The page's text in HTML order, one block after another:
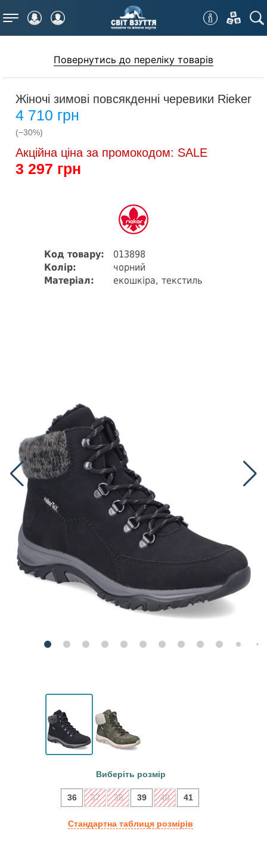
Меню
Повернутись до переліку товарів
Жіночі зимові повсякденні черевики Rieker
4 710 грн
(−30%)
Акційна ціна за промокодом: SALE
3 297 грн
Код товару:
013898
Колір:
чорний
Матеріал:
екошкіра, текстиль
Виберіть розмір
36 37 38 39 40 41
Стандартна таблиця розмірів